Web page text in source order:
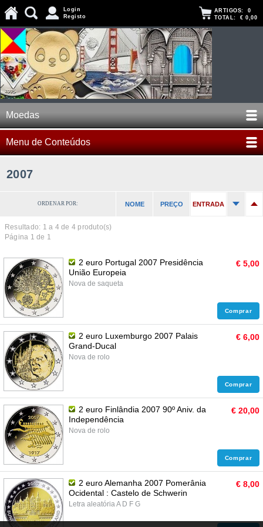
Login
Registo
ARTIGOS: 0
TOTAL: € 0,00
Moedas
Menu de Conteúdos
2007
ORDENAR POR: NOME PREÇO ENTRADA
Resultado: 1 a 4de 4 produto(s)
Página 1 de 1
2 euro Portugal 2007 Presidência
União Europeia
Nova de saqueta
€ 5,00
Comprar
2 euro Luxemburgo 2007 Palais
Grand-Ducal
Nova de rolo
€ 6,00
Comprar
2 euro Finlândia 2007 90º Aniv. da
Independência
Nova de rolo
€ 20,00
Comprar
2 euro Alemanha 2007 Pomerânia
Ocidental : Castelo de Schwerin
Letra aleatória A D F G
€ 8,00